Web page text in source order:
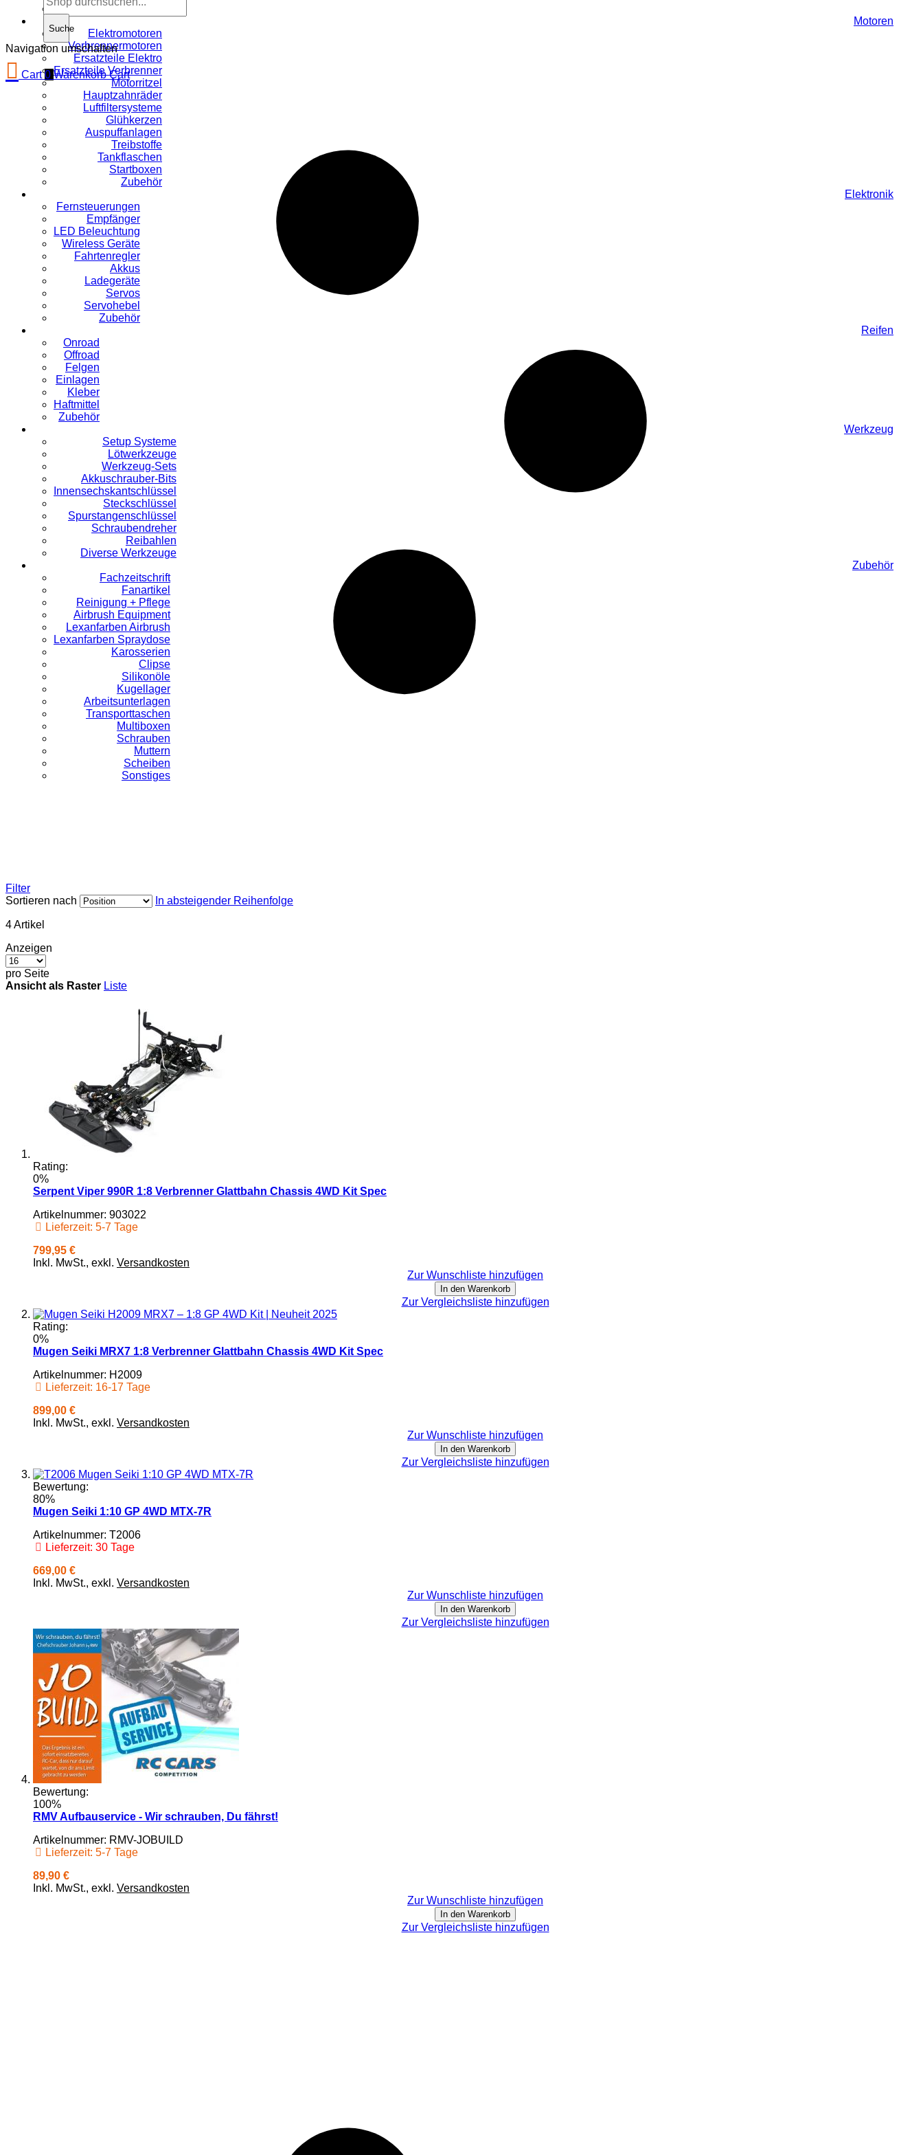
Suche
Navigation umschalten
Cart 0 Warenkorb Cart
Tuningteile
Motoren
Elektromotoren
Verbrennermotoren
Ersatzteile Elektro
Ersatzteile Verbrenner
Motorritzel
Hauptzahnräder
Luftfiltersysteme
Glühkerzen
Auspuffanlagen
Treibstoffe
Tankflaschen
Startboxen
Zubehör
Elektronik
Fernsteuerungen
Empfänger
LED Beleuchtung
Wireless Geräte
Fahrtenregler
Akkus
Ladegeräte
Servos
Servohebel
Zubehör
Reifen
Onroad
Offroad
Felgen
Einlagen
Kleber
Haftmittel
Zubehör
Werkzeug
Setup Systeme
Lötwerkzeuge
Werkzeug-Sets
Akkuschrauber-Bits
Innensechskantschlüssel
Steckschlüssel
Spurstangenschlüssel
Schraubendreher
Reibahlen
Diverse Werkzeuge
Zubehör
Fachzeitschrift
Fanartikel
Reinigung + Pflege
Airbrush Equipment
Lexanfarben Airbrush
Lexanfarben Spraydose
Karosserien
Clipse
Silikonöle
Kugellager
Arbeitsunterlagen
Transporttaschen
Multiboxen
Schrauben
Muttern
Scheiben
Sonstiges
Filter
Sortieren nach
In absteigender Reihenfolge
4Artikel
Anzeigen
pro Seite
Ansicht als Raster Liste
Rating:
0%
Serpent Viper 990R 1:8 Verbrenner Glattbahn Chassis 4WD Kit Spec
Artikelnummer: 903022
Lieferzeit: 5-7 Tage
799,95 €
Inkl. MwSt., exkl. Versandkosten
Zur Wunschliste hinzufügen
In den Warenkorb
Zur Vergleichsliste hinzufügen
Rating:
0%
Mugen Seiki MRX7 1:8 Verbrenner Glattbahn Chassis 4WD Kit Spec
Artikelnummer: H2009
Lieferzeit: 16-17 Tage
899,00 €
Inkl. MwSt., exkl. Versandkosten
Zur Wunschliste hinzufügen
In den Warenkorb
Zur Vergleichsliste hinzufügen
Bewertung:
80%
Mugen Seiki 1:10 GP 4WD MTX-7R
Artikelnummer: T2006
Lieferzeit: 30 Tage
669,00 €
Inkl. MwSt., exkl. Versandkosten
Zur Wunschliste hinzufügen
In den Warenkorb
Zur Vergleichsliste hinzufügen
Bewertung:
100%
RMV Aufbauservice - Wir schrauben, Du fährst!
Artikelnummer: RMV-JOBUILD
Lieferzeit: 5-7 Tage
89,90 €
Inkl. MwSt., exkl. Versandkosten
Zur Wunschliste hinzufügen
In den Warenkorb
Zur Vergleichsliste hinzufügen